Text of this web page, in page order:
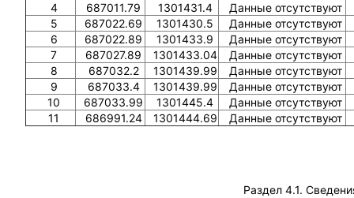
4
687011.79 1301431.4
Данные отсутствуют
5
687022.69 1301430.5
Данные отсутствуют
6
687022.89 1301433.9
Данные отсутствуют
7
687027.89 1301433.04
Данные отсутствуют
8
687032.2 1301439.99
Данные отсутствуют
9
687033.4 1301439.99
Данные отсутствуют
10
687033.99 1301445.4
Данные отсутствуют
11
686991.24 1301444.69 Данные отсутствуют
Раздел 4.1.